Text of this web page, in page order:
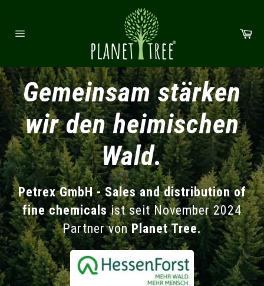
Gemeinsam stärken
wir den heimischen
Wald.
Petrex GmbH - Sales and distribution of
fine chemicalsist seit November 2024
Partner vonPlanet Tree.